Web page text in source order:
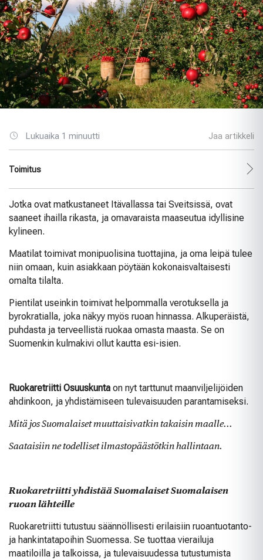
Lukuaika 1 minuutti Jaa artikkeli
Toimitus
Jotka ovat matkustaneet Itävallassa tai Sveitsissä, ovat
saaneet ihailla rikasta, ja omavaraista maaseutua idyllisine
kylineen.
Maatilat toimivat monipuolisina tuottajina, ja oma leipä tulee
niin omaan, kuin asiakkaan pöytään kokonaisvaltaisesti
omalta tilalta.
Pientilat useinkin toimivat helpommalla verotuksella ja
byrokratialla, joka näkyy myös ruoan hinnassa. Alkuperäistä,
puhdasta ja terveellistä ruokaa omasta maasta. Se on
Suomenkin kulmakivi ollut kautta esi-isien.
Ruokaretriitti Osuuskunta on nyt tarttunut maanviljelijöiden
ahdinkoon, ja yhdistämiseen tulevaisuuden parantamiseksi.
Mitä jos Suomalaiset muuttaisivatkin takaisin maalle...
Saataisiin ne todelliset ilmastopäästötkin hallintaan.
Ruokaretriitti yhdistää Suomalaiset Suomalaisen
ruoan lähteille
Ruokaretriitti tutustuu säännöllisesti erilaisiin ruoantuotanto-
ja hankintatapoihin Suomessa. Se tuottaa vierailuja
maatiloilla ja talkoissa, ja tulevaisuudessa tutustumista